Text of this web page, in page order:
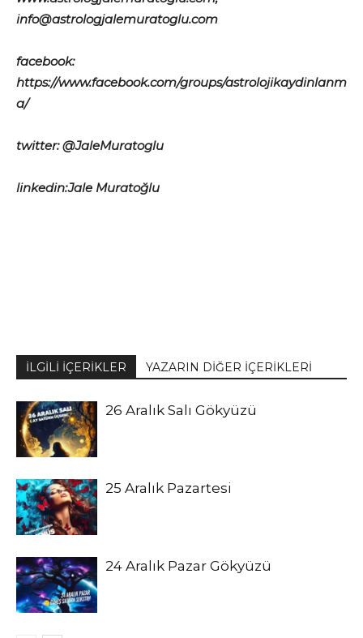
info@astrologjalemuratoglu.com
facebook:
https://www.facebook.com/groups/astrolojikaydinlanm
a/
twitter: @JaleMuratoglu
linkedin:Jale Muratoğlu
İLGİLİ İÇERİKLER YAZARIN DİĞER İÇERİKLERİ
26 Aralık Salı Gökyüzü
25 Aralık Pazartesi
24 Aralık Pazar Gökyüzü